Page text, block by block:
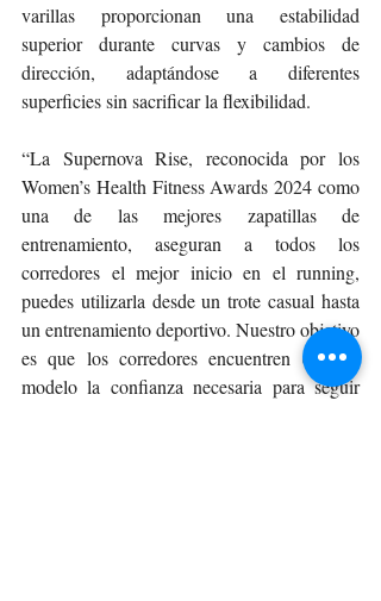
varillas proporcionan una estabilidad
superior durante curvas y cambios de
dirección, adaptándose a diferentes
superficies sin sacrificar la flexibilidad.
“La Supernova Rise, reconocida por los
Women’s Health Fitness Awards 2024 como
una de las mejores zapatillas de
entrenamiento, aseguran a todos los
corredores el mejor inicio en el running,
puedes utilizarla desde un trote casual hasta
un entrenamiento deportivo. Nuestro objetivo
es que los corredores encuentren en este
modelo la confianza necesaria para seguir